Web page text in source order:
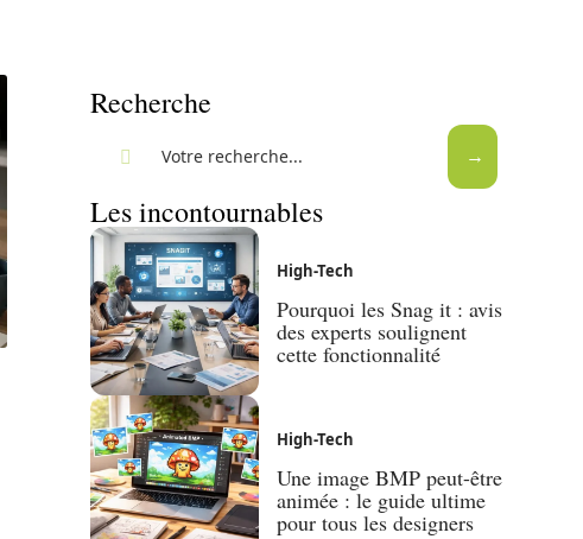
Recherche
Les incontournables
High-Tech
Pourquoi les Snag it : avis
des experts soulignent
cette fonctionnalité
High-Tech
Une image BMP peut-être
animée : le guide ultime
pour tous les designers